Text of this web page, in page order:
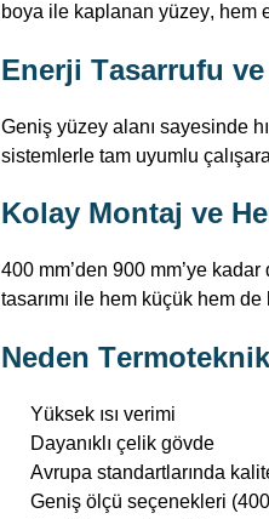
boya ile kaplanan yüzey, hem
Enerji Tasarrufu
Geniş yüzey alanı sayesinde
sistemlerle tam uyumlu
Kolay Montaj ve
400 mm’den 900 mm’ye
tasarımı ile hem küçük hem
Neden Termoteknik
Yüksek ısı verimi
Dayanıklı çelik gövde
Avrupa standartlarında
Geniş ölçü seçenekleri